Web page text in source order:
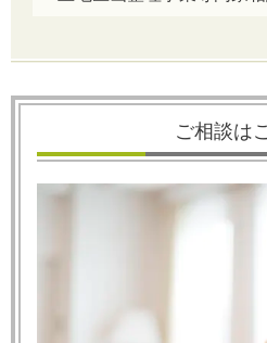
ご相談は